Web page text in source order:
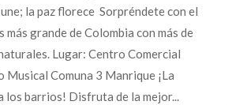
la paz florece Sorpréndete con el
más grande de Colombia con más de
Lugar: Centro Comercial
Musical Comuna 3 Manrique ¡La
los barrios! Disfruta de la mejor...